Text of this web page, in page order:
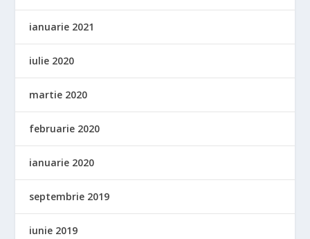
ianuarie 2021
iulie 2020
martie 2020
februarie 2020
ianuarie 2020
septembrie 2019
iunie 2019